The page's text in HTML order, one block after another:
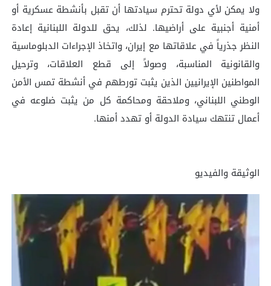
ولا يمكن لأي دولة تحترم سيادتها أن تقبل بأنشطة عسكرية أو
أمنية أجنبية على أراضيها. لذلك، يحق للدولة اللبنانية إعادة
النظر جذرياً في علاقاتها مع إيران، واتخاذ الإجراءات الدبلوماسية
والقانونية المناسبة، وصولاً إلى قطع العلاقات، وترحيل
المواطنين الإيرانيين الذين يثبت تورطهم في أنشطة تمس الأمن
الوطني اللبناني، وملاحقة ومحاكمة كل من يثبت ضلوعه في
أعمال تنتهك سيادة الدولة أو تهدد أمنها.
الوثيقة والفيديو